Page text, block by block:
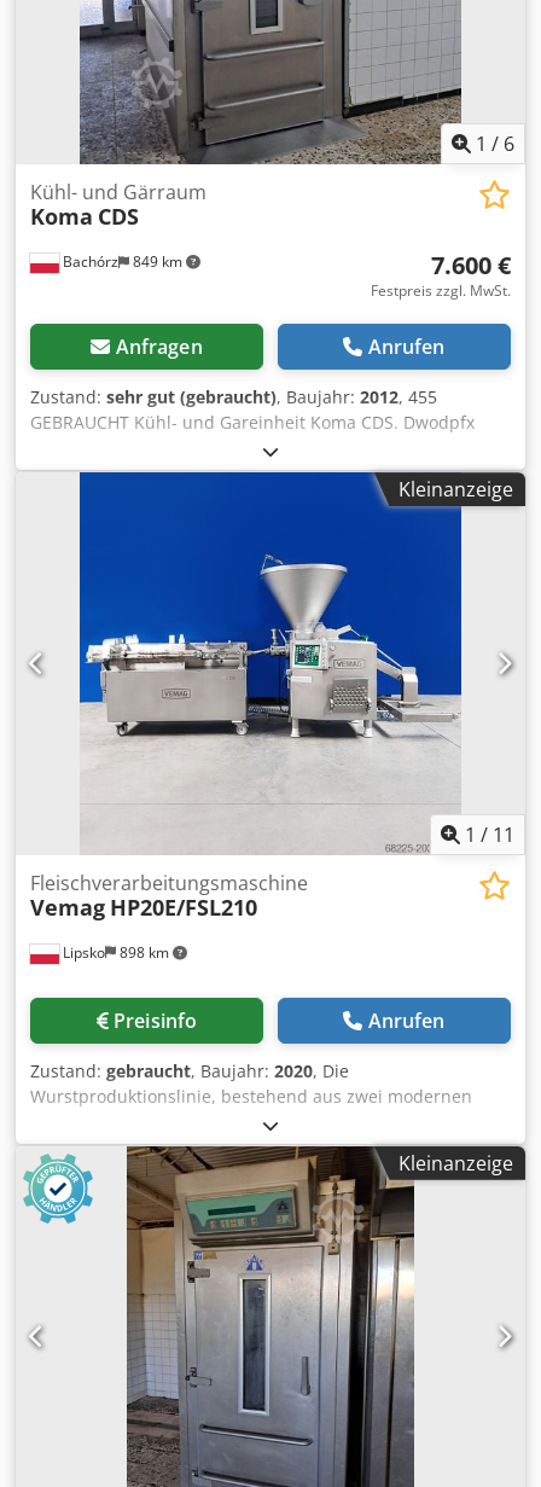
1 / 6
Bachórz 849 km
Kühl- und Gärraum
Koma CDS
7.600 €
Festpreis zzgl. MwSt.
Anfragen Anrufen
Zustand: sehr gut (gebraucht), Baujahr: 2012, 455
GEBRAUCHT Kühl- und Gareinheit Koma CDS. Dwodpfx
Aozlm T Sofqsa TECHNISCHE DATEN: - Baujahr: 2012 -
Temperaturbereich: -12°C - +30°C ÄUSSERE
ABMESSUNGEN (in cm): - Breite: 137 - Tiefe: 260 - Höhe:
- Höhe: 200 Der angegebene Preis ist ein Nettopreis. WIR
SPRECHEN ENGLISCH, DEUTSCH, FRANZÖSISCH, RUSSSICH,
UKRAINISCH. Wir haben eine große Auswahl an Backöfen
in unseren Lagern: Etagenöfen, Drehrohröfen, Gasöfen,
Ölöfen, Elektroöfen verschiedener Hersteller. Wir bieten
auch Maschinen und Geräte für die Bäckerei, Linien für
die Herstellung von Brötchen und Linien für die
Herstellung von Brot an. Wenn Sie unser vollständiges,
aktuelles Angebot sehen möchten, besuchen Sie unser
Kleinanzeige
1 / 11
Lipsko 898 km
Fleischverarbeitungsmaschine
Vemag HP20E/FSL210
Preisinfo Anrufen
Zustand: gebraucht, Baujahr: 2020, Die
Wurstproduktionslinie, bestehend aus zwei modernen
Maschinen, der VEMAG HP20E und der VEMAG FSL210, ist
eine effiziente Lösung für Fleischverarbeitungsbetriebe,
die zuverlässige Anlagen zur Automatisierung des Füll-
und Formerprozesses von Würsten suchen. Beide
Maschinen, hergestellt von der renommierten VEMAG
Maschinenbau GmbH, stehen für höchste Qualität,
Langlebigkeit und Präzision. VEMAG HP20E Vakuumfüller
Der VEMAG HP20E Vakuumfüller gewährleistet eine
gleichmäßige Portionierung von Massen mit
unterschiedlichen Konsistenzen. Mit einer Leistung von 23
kW und einem effizienten Vakuumsystem arbeitet die
Maschine auch bei hoher Auslastung zuverlässig.
Technische Daten VEMAG HP20E: Baujahr: 2015 Leistung:
23 kW Stromanschluss: 3x400V, 50/60 Hz
Leistungskapazität: bis zu 6.300 kg/h Portionsgewicht: 1-
Kleinanzeige